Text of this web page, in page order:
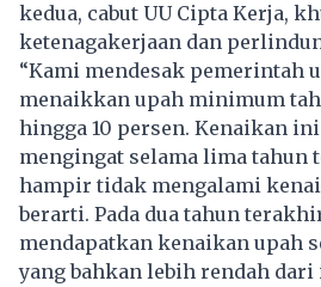
kedua, cabut UU Cipta Kerja,
ketenagakerjaan dan
“Kami mendesak pemerintah
menaikkan upah minimum
hingga 10 persen. Kenaikan
mengingat selama lima tahun
hampir tidak mengalami
berarti. Pada dua tahun
mendapatkan kenaikan upah
yang bahkan lebih rendah